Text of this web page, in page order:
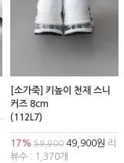
[소가죽] 키높이 천재 스니
커즈 8cm
(112L7)
17% 59,90049,900원 리
뷰수 : 1,370개